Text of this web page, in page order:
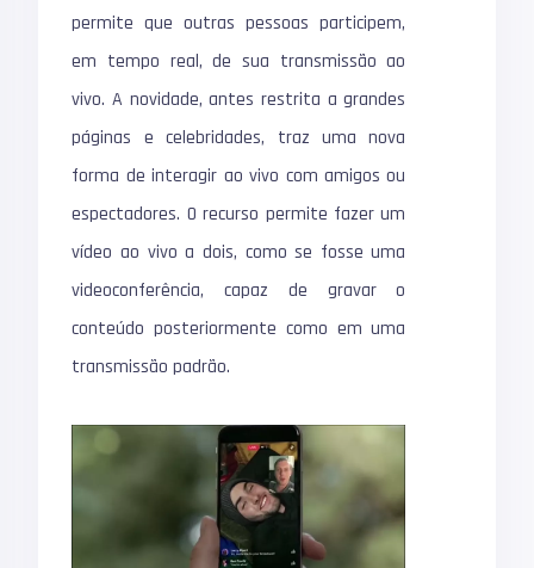
permite que outras pessoas participem,
em tempo real, de sua transmissão ao
vivo. A novidade, antes restrita a grandes
páginas e celebridades, traz uma nova
forma de interagir ao vivo com amigos ou
espectadores. O recurso permite fazer um
vídeo ao vivo a dois, como se fosse uma
videoconferência, capaz de gravar o
conteúdo posteriormente como em uma
transmissão padrão.